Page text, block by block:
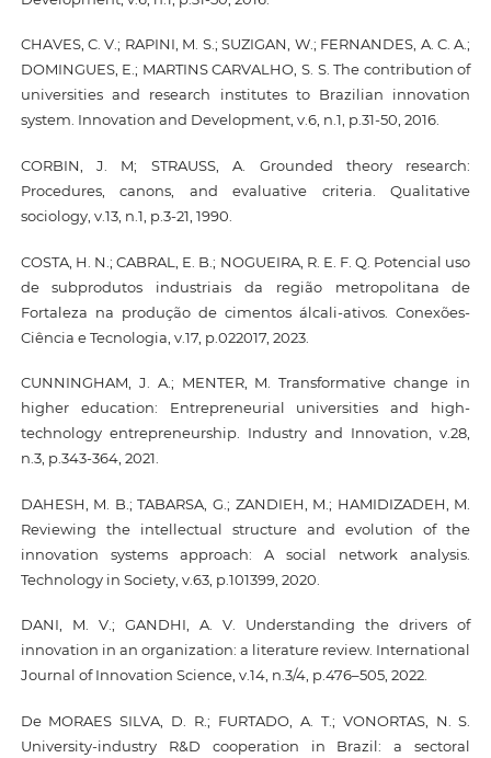
CHAVES, C. V.; RAPINI, M. S.; SUZIGAN, W.; FERNANDES, A. C. A.;
DOMINGUES, E.; MARTINS CARVALHO, S. S. The contribution of
universities and research institutes to Brazilian innovation
system. Innovation and Development, v.6, n.1, p.31-50, 2016.
CORBIN, J. M; STRAUSS, A. Grounded theory research:
Procedures, canons, and evaluative criteria. Qualitative
sociology, v.13, n.1, p.3-21, 1990.
COSTA, H. N.; CABRAL, E. B.; NOGUEIRA, R. E. F. Q. Potencial uso
de subprodutos industriais da região metropolitana de
Fortaleza na produção de cimentos álcali-ativos. Conexões-
Ciência e Tecnologia, v.17, p.022017, 2023.
CUNNINGHAM, J. A.; MENTER, M. Transformative change in
higher education: Entrepreneurial universities and high-
technology entrepreneurship. Industry and Innovation, v.28,
n.3, p.343-364, 2021.
DAHESH, M. B.; TABARSA, G.; ZANDIEH, M.; HAMIDIZADEH, M.
Reviewing the intellectual structure and evolution of the
innovation systems approach: A social network analysis.
Technology in Society, v.63, p.101399, 2020.
DANI, M. V.; GANDHI, A. V. Understanding the drivers of
innovation in an organization: a literature review. International
Journal of Innovation Science, v.14, n.3/4, p.476–505, 2022.
De MORAES SILVA, D. R.; FURTADO, A. T.; VONORTAS, N. S.
University-industry R&D cooperation in Brazil: a sectoral